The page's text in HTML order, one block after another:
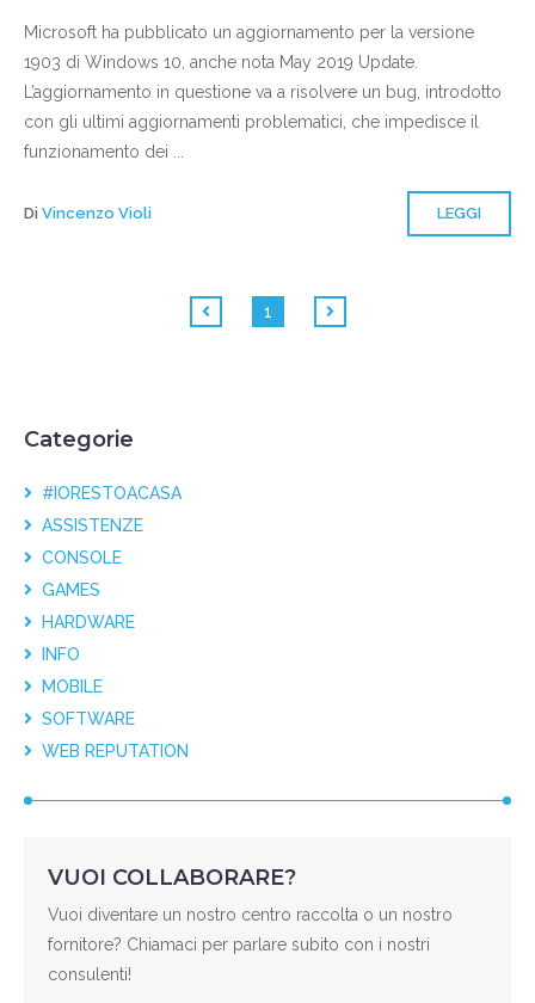
Microsoft ha pubblicato un aggiornamento per la versione
1903 di Windows 10, anche nota May 2019 Update.
L’aggiornamento in questione va a risolvere un bug, introdotto
con gli ultimi aggiornamenti problematici, che impedisce il
funzionamento dei ...
Di Vincenzo Violi LEGGI
1
Categorie
#IORESTOACASA
ASSISTENZE
CONSOLE
GAMES
HARDWARE
INFO
MOBILE
SOFTWARE
WEB REPUTATION
VUOI COLLABORARE?
Vuoi diventare un nostro centro raccolta o un nostro
fornitore? Chiamaci per parlare subito con i nostri
consulenti!